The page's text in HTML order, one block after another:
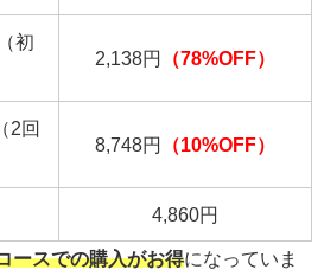
初
2,138円 （78%OFF）
2回
8,748円 （10%OFF）
4,860円
ースでの購入がお得になっていま